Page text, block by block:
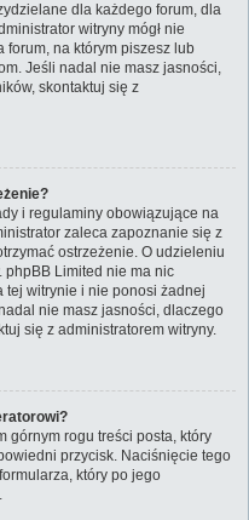
dla każdego forum, dla
witryny mógł nie
forum, na którym piszesz lub
Jeśli nadal nie masz jasności,
skontaktuj się z
i regulaminy obowiązujące na
zaleca zapoznanie się z
ostrzeżenie. O udzieleniu
phpBB Limited nie ma nic
witrynie i nie ponosi żadnej
nie masz jasności, dlaczego
się z administratorem witryny.
górnym rogu treści posta, który
przycisk. Naciśnięcie tego
który po jego